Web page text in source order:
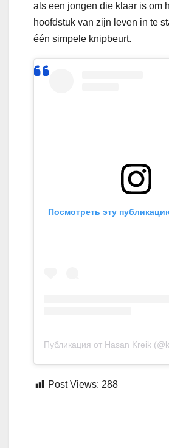
als een jongen die klaar is om
hoofdstuk van zijn leven in te
één simpele knipbeurt.
Посмотреть эту
Публикация от Hasan Kreik
Post Views: 288